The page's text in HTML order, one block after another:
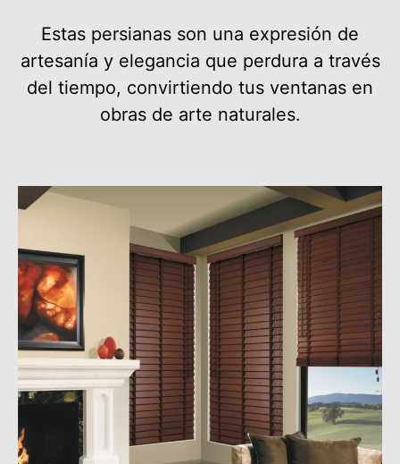
Estas persianas son una expresión de
artesanía y elegancia que perdura a través
del tiempo, convirtiendo tus ventanas en
obras de arte naturales.